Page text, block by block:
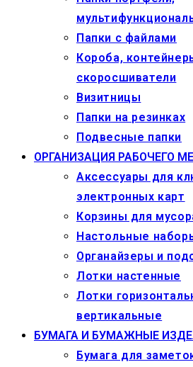
Папки с файлами
Короба,
скоросшиватели
Визитницы
Папки на резинках
Подвесные папки
ОРГАНИЗАЦИЯ РАБОЧЕГО
Аксессуары для
электронных карт
Корзины для
Настольные
Органайзеры и
Лотки настенные
Лотки
вертикальные
БУМАГА И БУМАЖНЫЕ
Бумага для